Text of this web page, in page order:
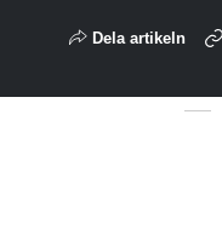
Dela artikeln